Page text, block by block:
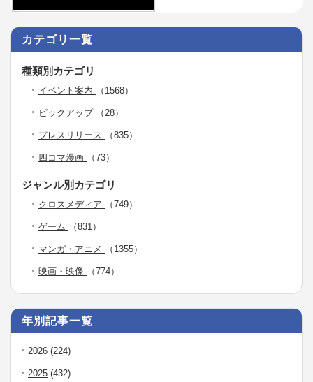
カテゴリ一覧
種類別カテゴリ
イベント案内 （1568）
ピックアップ （28）
プレスリリース （835）
四コマ漫画 （73）
ジャンル別カテゴリ
クロスメディア （749）
ゲーム （831）
マンガ・アニメ （1355）
映画・映像 （774）
年別記事一覧
2026 (224)
2025 (432)